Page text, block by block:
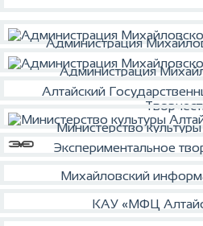
Администрация
Администрация
Алтайский
Министерство
Экспериментальное
Михайловский
КАУ «МФЦ